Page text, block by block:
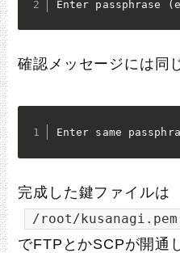
Enter passphrase
確認メッセージには同
Enter same
完成した鍵ファイルは
/root/kusanagi.pem
でFTPとかSCPが開通